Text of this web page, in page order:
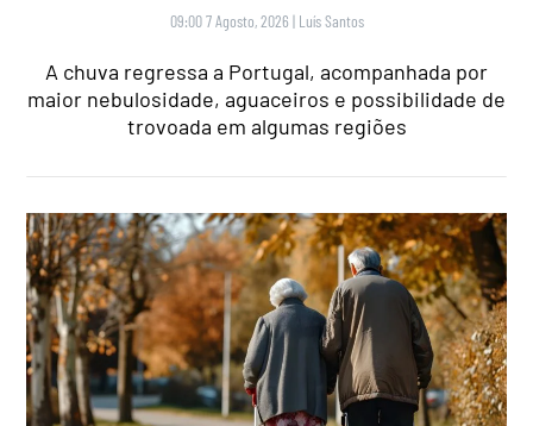
09:00 7 Agosto, 2026 | Luís Santos
A chuva regressa a Portugal, acompanhada por
maior nebulosidade, aguaceiros e possibilidade de
trovoada em algumas regiões